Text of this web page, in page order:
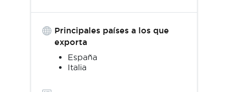
Principales países a los que
exporta
España
Italia